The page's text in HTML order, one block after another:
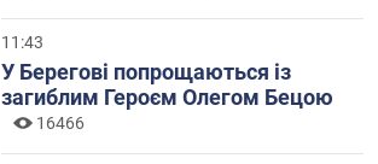
11:43
У Берегові попрощаються із
загиблим Героєм Олегом Бецою
16466